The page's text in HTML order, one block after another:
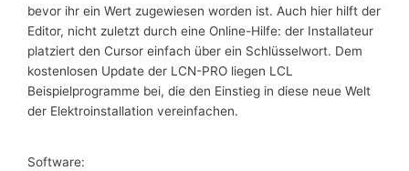
bevor ihr ein Wert zugewiesen worden ist. Auch hier hilft der
Editor, nicht zuletzt durch eine Online-Hilfe: der Installateur
platziert den Cursor einfach über ein Schlüsselwort. Dem
kostenlosen Update der LCN-PRO liegen LCL
Beispielprogramme bei, die den Einstieg in diese neue Welt
der Elektroinstallation vereinfachen.
Software: